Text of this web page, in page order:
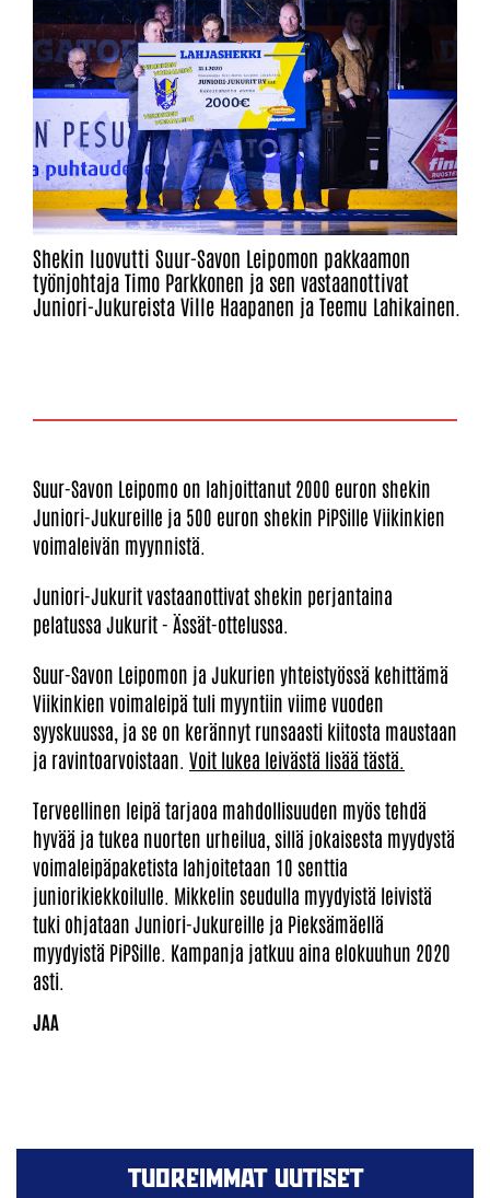
Shekin luovutti Suur-Savon Leipomon pakkaamon
työnjohtaja Timo Parkkonen ja sen vastaanottivat
Juniori-Jukureista Ville Haapanen ja Teemu Lahikainen.
Suur-Savon Leipomo on lahjoittanut 2000 euron shekin
Juniori-Jukureille ja 500 euron shekin PiPSille Viikinkien
voimaleivän myynnistä.
Juniori-Jukurit vastaanottivat shekin perjantaina
pelatussa Jukurit - Ässät-ottelussa.
Suur-Savon Leipomon ja Jukurien yhteistyössä kehittämä
Viikinkien voimaleipä tuli myyntiin viime vuoden
syyskuussa, ja se on kerännyt runsaasti kiitosta maustaan
ja ravintoarvoistaan. Voit lukea leivästä lisää tästä.
Terveellinen leipä tarjaoa mahdollisuuden myös tehdä
hyvää ja tukea nuorten urheilua, sillä jokaisesta myydystä
voimaleipäpaketista lahjoitetaan 10 senttia
juniorikiekkoilulle. Mikkelin seudulla myydyistä leivistä
tuki ohjataan Juniori-Jukureille ja Pieksämäellä
myydyistä PiPSille. Kampanja jatkuu aina elokuuhun 2020
asti.
TUOREIMMAT UUTISET